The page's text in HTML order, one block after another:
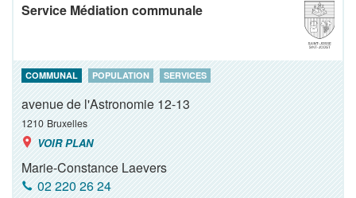
Service Médiation communale
COMMUNAL POPULATION SERVICES
avenue de l'Astronomie 12-13
1210 Bruxelles
VOIR PLAN
Marie-Constance Laevers
02 220 26 24